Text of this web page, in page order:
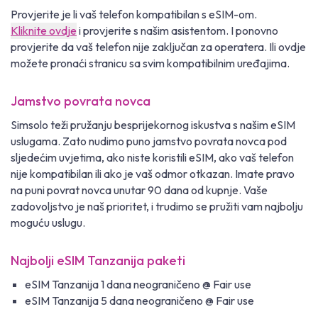
Provjerite je li vaš telefon kompatibilan s eSIM-om.
Kliknite ovdje i provjerite s našim asistentom. I ponovno
provjerite da vaš telefon nije zaključan za operatera. Ili ovdje
možete pronaći stranicu sa svim kompatibilnim uređajima.
Jamstvo povrata novca
Simsolo teži pružanju besprijekornog iskustva s našim eSIM
uslugama. Zato nudimo puno jamstvo povrata novca pod
sljedećim uvjetima, ako niste koristili eSIM, ako vaš telefon
nije kompatibilan ili ako je vaš odmor otkazan. Imate pravo
na puni povrat novca unutar 90 dana od kupnje. Vaše
zadovoljstvo je naš prioritet, i trudimo se pružiti vam najbolju
moguću uslugu.
Najbolji eSIM Tanzanija paketi
eSIM Tanzanija 1 dana neograničeno @ Fair use
eSIM Tanzanija 5 dana neograničeno @ Fair use